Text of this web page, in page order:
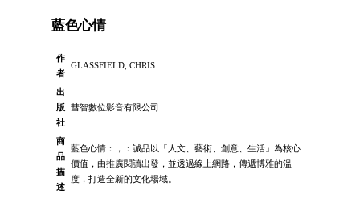
藍色心情
作
者
GLASSFIELD, CHRIS
出
版
社
彗智數位影音有限公司
商
品
描
述
藍色心情：，：誠品以「人文、藝術、創意、生活」為核心
價值，由推廣閱讀出發，並透過線上網路，傳遞博雅的溫
度，打造全新的文化場域。